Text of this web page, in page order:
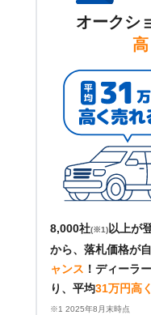
オークシ
8,000社(※1) 以上が
から、落札価格が
ャンス ！ ディーラ
り、平均31万円高
※1 2025年8月末時点